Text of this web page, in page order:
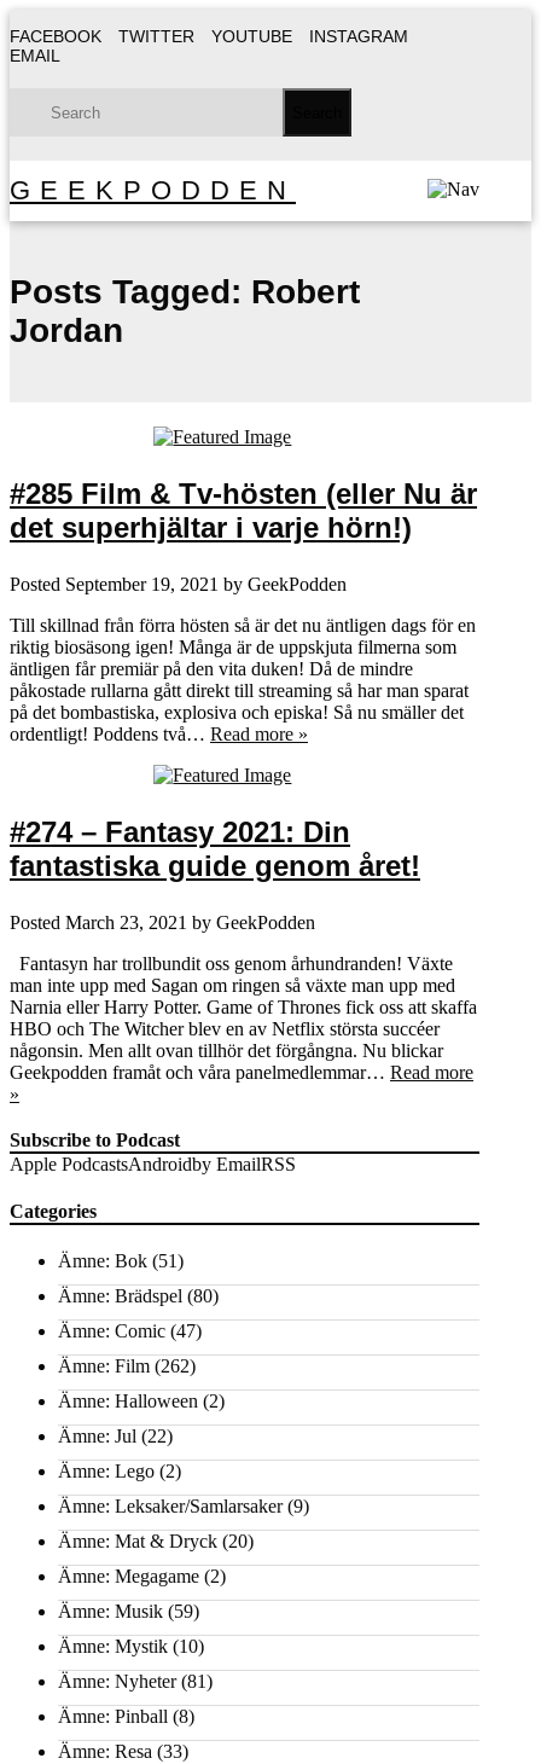
FACEBOOK TWITTER YOUTUBE
INSTAGRAM
EMAIL
GEEKPODDEN
Posts Tagged: Robert
Jordan
#285 Film & Tv-hösten (eller Nu är
det superhjältar i varje hörn!)
Posted September 19, 2021 by GeekPodden
Till skillnad från förra hösten så är det nu äntligen dags för en
riktig biosäsong igen! Många är de uppskjuta filmerna som
äntligen får premiär på den vita duken! Då de mindre
påkostade rullarna gått direkt till streaming så har man sparat
på det bombastiska, explosiva och episka! Så nu smäller det
ordentligt! Poddens två… Read more »
#274 – Fantasy 2021: Din
fantastiska guide genom året!
Posted March 23, 2021 by GeekPodden
Fantasyn har trollbundit oss genom århundranden! Växte
man inte upp med Sagan om ringen så växte man upp med
Narnia eller Harry Potter. Game of Thrones fick oss att skaffa
HBO och The Witcher blev en av Netflix största succéer
någonsin. Men allt ovan tillhör det förgångna. Nu blickar
Geekpodden framåt och våra panelmedlemmar… Read more
»
Subscribe to Podcast
Apple PodcastsAndroidby EmailRSS
Categories
Ämne: Bok (51)
Ämne: Brädspel (80)
Ämne: Comic (47)
Ämne: Film (262)
Ämne: Halloween (2)
Ämne: Jul (22)
Ämne: Lego (2)
Ämne: Leksaker/Samlarsaker(9)
Ämne: Mat & Dryck (20)
Ämne: Megagame (2)
Ämne: Musik (59)
Ämne: Mystik (10)
Ämne: Nyheter(81)
Ämne: Pinball (8)
Ämne: Resa (33)